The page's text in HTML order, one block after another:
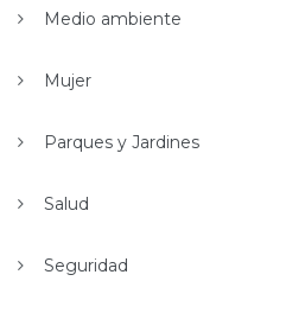
Medio ambiente
Mujer
Parques y Jardines
Salud
Seguridad